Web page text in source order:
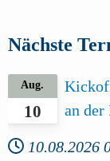
Nächste
10
Aug.
an
10.08.2026